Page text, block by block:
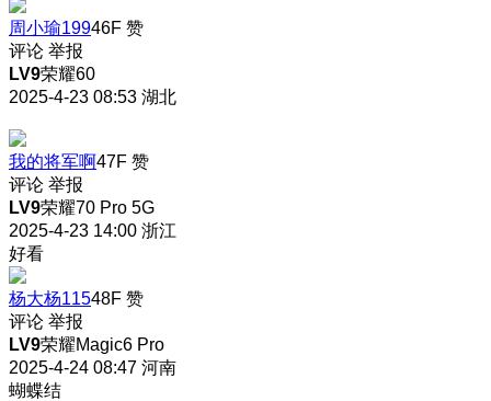
周小瑜19946F 赞
评论 举报
LV9荣耀60
2025-4-23 08:53 湖北
我的将军啊47F 赞
评论 举报
LV9荣耀70 Pro 5G
2025-4-23 14:00 浙江
好看
杨大杨11548F 赞
评论 举报
LV9荣耀Magic6 Pro
2025-4-24 08:47 河南
蝴蝶结